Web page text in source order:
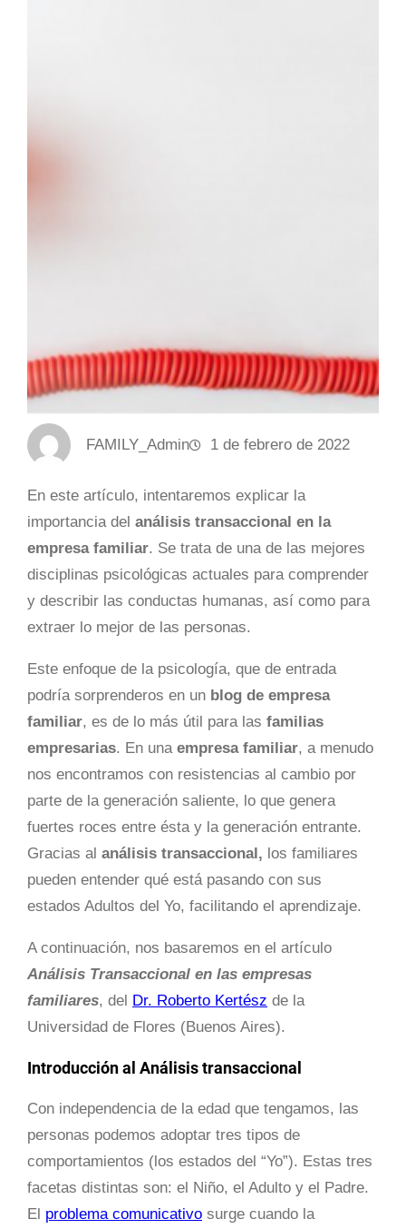
FAMILY_Admin 1 de febrero de 2022
En este artículo, intentaremos explicar la
importancia del análisis transaccional en la
empresa familiar. Se trata de una de las mejores
disciplinas psicológicas actuales para comprender
y describir las conductas humanas, así como para
extraer lo mejor de las personas.
Este enfoque de la psicología, que de entrada
podría sorprenderos en un blog de empresa
familiar, es de lo más útil para las familias
empresarias. En una empresa familiar, a menudo
nos encontramos con resistencias al cambio por
parte de la generación saliente, lo que genera
fuertes roces entre ésta y la generación entrante.
Gracias al análisis transaccional, los familiares
pueden entender qué está pasando con sus
estados Adultos del Yo, facilitando el aprendizaje.
A continuación, nos basaremos en el artículo
Análisis Transaccional en las empresas
familiares, del Dr. Roberto Kertész de la
Universidad de Flores (Buenos Aires).
Introducción al Análisis transaccional
Con independencia de la edad que tengamos, las
personas podemos adoptar tres tipos de
comportamientos (los estados del “Yo”). Estas tres
facetas distintas son: el Niño, el Adulto y el Padre.
El problema comunicativo surge cuando la